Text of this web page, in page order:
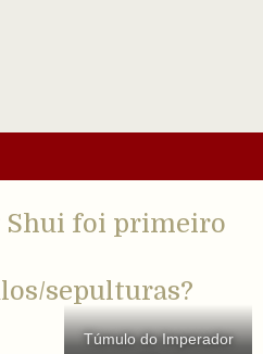
Shui foi primeiro
sepulturas?
Túmulo do Imperador